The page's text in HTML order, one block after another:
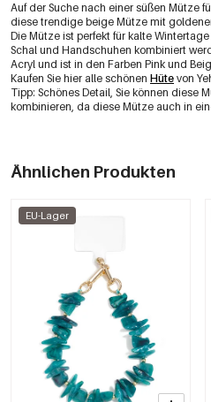
Auf der Suche nach einer süßen Mütze
diese trendige beige Mütze mit
Die Mütze ist perfekt für kalte
Schal und Handschuhen kombiniert
Acryl und ist in den Farben Pink und
Kaufen Sie hier alle schönen Hüte von
Tipp: Schönes Detail, Sie können diese
kombinieren, da diese Mütze auch in
Ähnlichen Produkten
EU-Lager